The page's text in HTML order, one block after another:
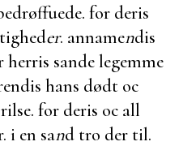
for deris
er. annamendis
herris sande legemme
hans dødt oc
for deris oc all
i en sand tro der til.